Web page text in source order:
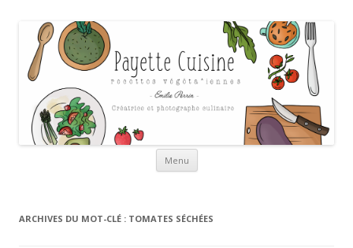
Payette cuisine
Menu Aller au contenu
ARCHIVES DU MOT-CLÉ : TOMATES SÉCHÉES